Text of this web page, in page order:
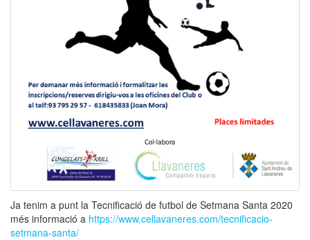
Ja tenim a punt la Tecnificació de futbol de Setmana Santa 2020
més informació a https://www.cellavaneres.com/tecnificacio-
setmana-santa/